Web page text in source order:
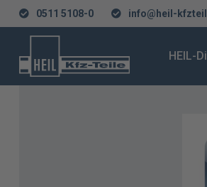
0511 5108-0 info@heil-
HEIL-